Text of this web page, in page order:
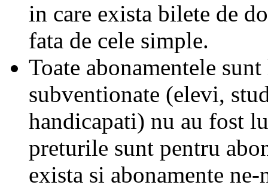
in care exista bilete de
fata de cele simple.
Toate abonamentele
subventionate (elevi,
handicapati) nu au fost
preturile sunt pentru
exista si abonamente